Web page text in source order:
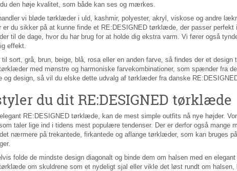
den høje kvalitet, som både kan ses og mærkes.
vi bløde tørklæder i uld, kashmir, polyester, akryl, viskose og andre
du sikker på at kunne finde et RE:DESIGNED tørklæde, der passer
til de dage, hvor du har brug for at holde dig ekstra varm. Vi fører også
effekt.
til sort, grå, brun, beige, blå, rosa eller en anden farve, så findes der et
med mønstre og harmoniske farvekombinationer, som spænder fra
og design, så vil du elske dette udvalg af tørklæder fra danske
du dit RE:DESIGNED tørklæde
RE:DESIGNED tørklæde, kan de mest simple outfits nå nye højder.
taler lige ind i tidens mest populære tendenser. Der er derfor også mange
nærmere på trekantede, firkantede og aflange tørklæder, som kan bruges
folde de mindste design diagonalt og binde dem om halsen med en
om skuldrene som et nydeligt sjal eller vikle det løst rundt om